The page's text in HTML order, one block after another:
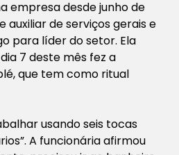
empresa desde junho de
auxiliar de serviços gerais e
para líder do setor. Ela
7 deste mês fez a
que tem como ritual
usando seis tocas
A funcionária afirmou